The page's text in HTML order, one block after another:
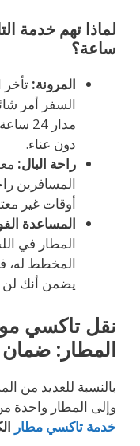
ساعة؟
المرونة:
السفر أمر
مدار
دون عناء.
راحة البال:
المسافرين
أوقات غير
المساعدة
المطار في
المخطط له،
يضمن أنك لن
نقل تاكسي
المطار:
بالنسبة للعديد من
وإلى المطار واحدة
خدمة تاكسي مطار